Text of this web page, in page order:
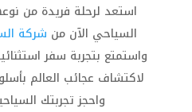
استعد لرحلة فريدة من
السياحي الآن من شركة
واستمتع بتجربة سفر
لاكتشاف عجائب العالم
واحجز تجربتك